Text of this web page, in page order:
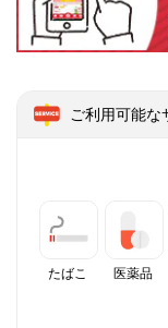
ご利用可能な
たばこ 医薬品